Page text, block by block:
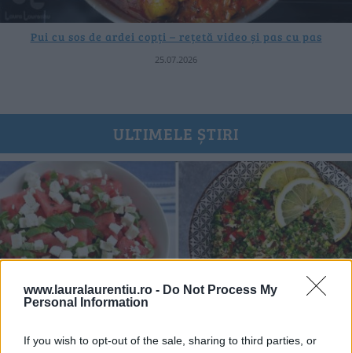
www.lauralaurentiu.ro - Do Not Process My
Personal Information
If you wish to opt-out of the sale, sharing to third parties, or
Pui cu sos de ardei copți – rețetă video și pas cu pas
25.07.2026
ULTIMELE ȘTIRI